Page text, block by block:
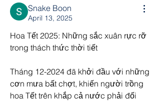
Snake Boon
April 13, 2025
Hoa Tết 2025: Những sắc xuân rực rỡ
trong thách thức thời tiết
Tháng 12-2024 đã khởi đầu với những
cơn mưa bất chợt, khiến người trồng
hoa Tết trên khắp cả nước phải đối